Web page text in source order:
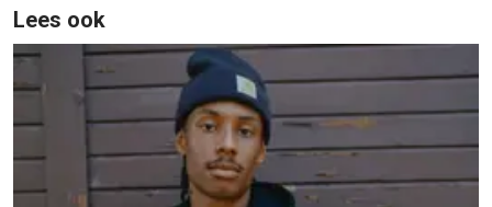
Lees ook